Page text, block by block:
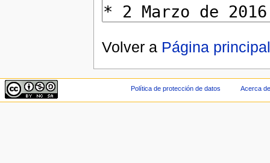
Volver a Página principal
Política de protección de datos Acerca